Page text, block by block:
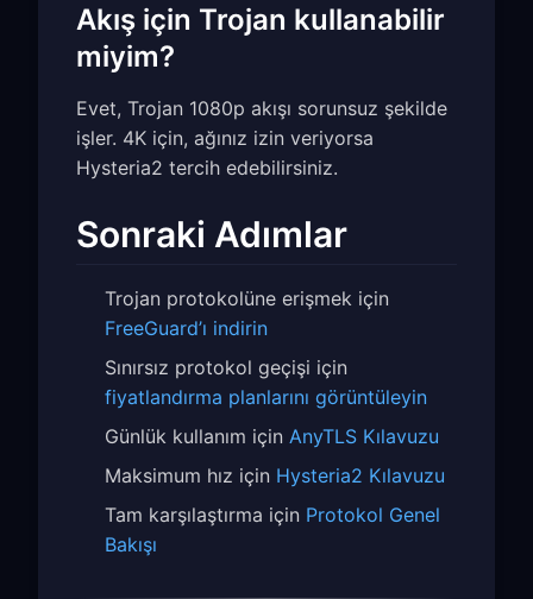
Akış için Trojan kullanabilir
miyim?
Evet, Trojan 1080p akışı sorunsuz şekilde
işler. 4K için, ağınız izin veriyorsa
Hysteria2 tercih edebilirsiniz.
Sonraki Adımlar
Trojan protokolüne erişmek için
FreeGuard’ı indirin
Sınırsız protokol geçişi için
fiyatlandırma planlarını görüntüleyin
Günlük kullanım için AnyTLS Kılavuzu
Maksimum hız için Hysteria2 Kılavuzu
Tam karşılaştırma için Protokol Genel
Bakışı